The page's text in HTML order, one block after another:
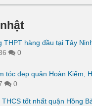
THPT hàng đầu tại Tây
0
tóc đẹp quận Hoàn Kiếm,
0
tốt nhất quận Hồng